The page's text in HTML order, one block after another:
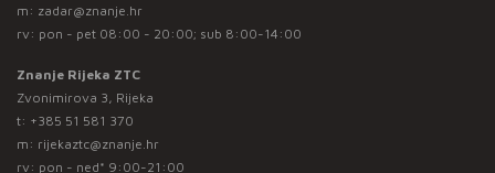
m: zadar@znanje.hr
rv: pon - pet 08:00 - 20:00; sub 8:00-14:00
Znanje Rijeka ZTC
Zvonimirova 3, Rijeka
t: +385 51 581 370
m: rijekaztc@znanje.hr
rv: pon - ned* 9:00-21:00